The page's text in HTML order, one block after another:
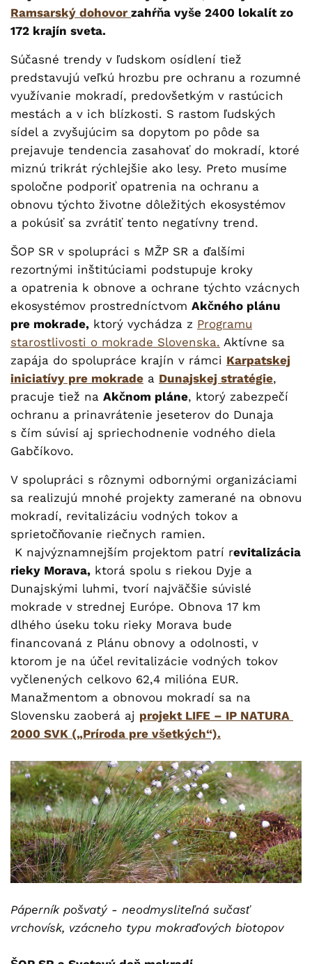
Ramsarský dohovor zahŕňa vyše 2400 lokalít zo
172 krajín sveta.
Súčasné trendy v ľudskom osídlení tiež
predstavujú veľkú hrozbu pre ochranu a rozumné
využívanie mokradí, predovšetkým v rastúcich
mestách a v ich blízkosti. S rastom ľudských
sídel a zvyšujúcim sa dopytom po pôde sa
prejavuje tendencia zasahovať do mokradí, ktoré
miznú trikrát rýchlejšie ako lesy. Preto musíme
spoločne podporiť opatrenia na ochranu a
obnovu týchto životne dôležitých ekosystémov
a pokúsiť sa zvrátiť tento negatívny trend.
ŠOP SR v spolupráci s MŽP SR a ďalšími
rezortnými inštitúciami podstupuje kroky
a opatrenia k obnove a ochrane týchto vzácnych
ekosystémov prostredníctvom Akčného plánu
pre mokrade, ktorý vychádza z Programu
starostlivosti o mokrade Slovenska. Aktívne sa
zapája do spolupráce krajín v rámci Karpatskej
iniciatívy pre mokrade a Dunajskej stratégie,
pracuje tiež na Akčnom pláne, ktorý zabezpečí
ochranu a prinavrátenie jeseterov do Dunaja
s čím súvisí aj spriechodnenie vodného diela
Gabčíkovo.
V spolupráci s rôznymi odbornými organizáciami
sa realizujú mnohé projekty zamerané na obnovu
mokradí, revitalizáciu vodných tokov a
sprietočňovanie riečnych ramien.
K najvýznamnejším projektom patrí revitalizácia
rieky Morava, ktorá spolu s riekou Dyje a
Dunajskými luhmi, tvorí najväčšie súvislé
mokrade v strednej Európe. Obnova 17 km
dlhého úseku toku rieky Morava bude
financovaná z Plánu obnovy a odolnosti, v
ktorom je na účel revitalizácie vodných tokov
vyčlenených celkovo 62,4 milióna EUR.
Manažmentom a obnovou mokradí sa na
Slovensku zaoberá aj projekt LIFE – IP NATURA
2000 SVK („Príroda pre všetkých“).
Páperník pošvatý - neodmysliteľná sučasť
vrchovísk, vzácneho typu mokraďových biotopov